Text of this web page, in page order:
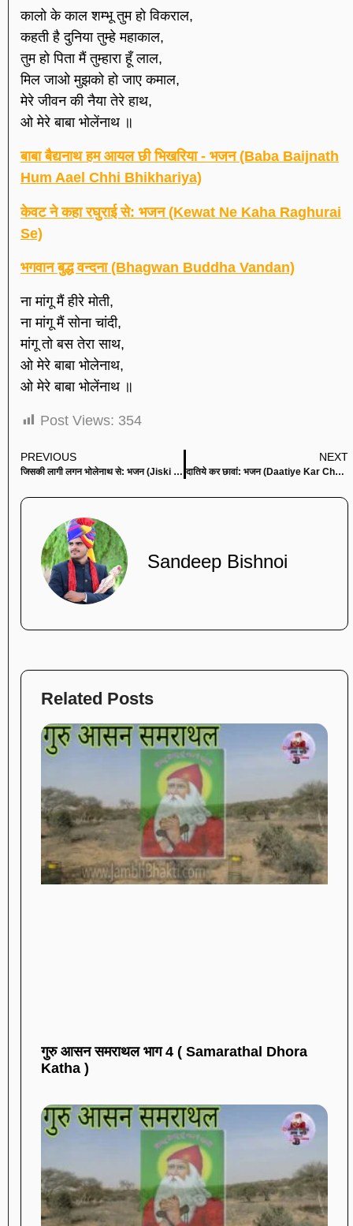
कालो के काल शम्भू तुम हो विकराल,
कहती है दुनिया तुम्हे महाकाल,
तुम हो पिता मैं तुम्हारा हूँ लाल,
मिल जाओ मुझको हो जाए कमाल,
मेरे जीवन की नैया तेरे हाथ,
ओ मेरे बाबा भोलेंनाथ ॥
बाबा बैद्यनाथ हम आयल छी भिखरिया - भजन (Baba Baijnath
Hum Aael Chhi Bhikhariya)
केवट ने कहा रघुराई से: भजन (Kewat Ne Kaha Raghurai
Se)
भगवान बुद्ध वन्दना (Bhagwan Buddha Vandan)
ना मांगू मैं हीरे मोती,
ना मांगू मैं सोना चांदी,
मांगू तो बस तेरा साथ,
ओ मेरे बाबा भोलेनाथ,
ओ मेरे बाबा भोलेंनाथ ॥
Post Views: 354
PREVIOUS
जिसकी लागी लगन भोलेनाथ से: भजन (Jiski Lagi Lagan Bholenath Se)
NEXT
दातिये कर छावां: भजन (Daatiye Kar Chhanwa)
Sandeep Bishnoi
Related Posts
गुरु आसन समराथल भाग 4 ( Samarathal Dhora
Katha )